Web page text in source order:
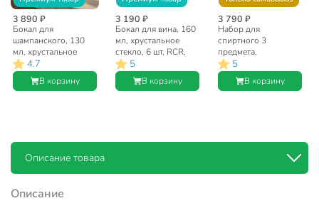
3 890 ₽
Бокал для
шампанского, 130
мл, хрустальное
стекло, 6 шт, RCR,
Opera, 28303
4.7
В корзину
3 190 ₽
Бокал для вина, 160
мл, хрустальное
стекло, 6 шт, RCR,
Opera, 55379
5
В корзину
3 790 ₽
Набор для
спиртного 3
предмета,
хрустальное стекло,
RCR, Opera, 60976
5
В корзину
Описание товара
Описание